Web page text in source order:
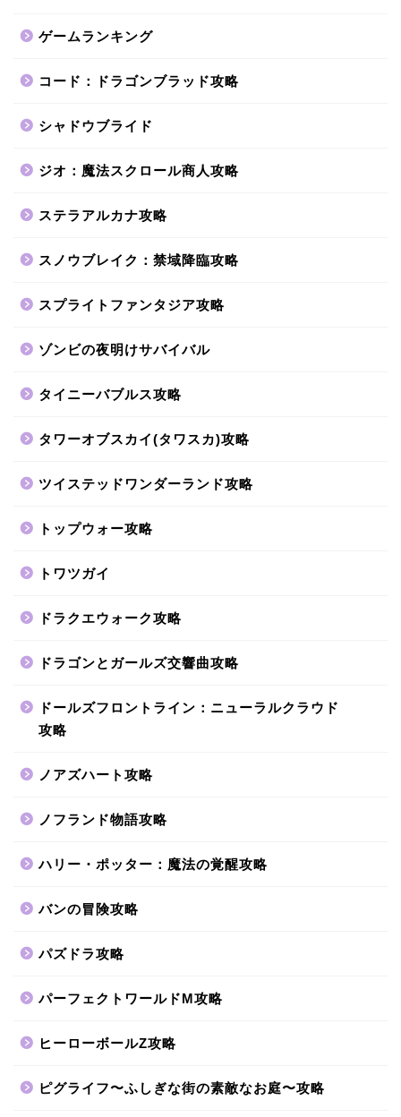
ゲームランキング
コード：ドラゴンブラッド攻略
シャドウブライド
ジオ：魔法スクロール商人攻略
ステラアルカナ攻略
スノウブレイク：禁域降臨攻略
スプライトファンタジア攻略
ゾンビの夜明けサバイバル
タイニーバブルス攻略
タワーオブスカイ(タワスカ)攻略
ツイステッドワンダーランド攻略
トップウォー攻略
トワツガイ
ドラクエウォーク攻略
ドラゴンとガールズ交響曲攻略
ドールズフロントライン：ニューラルクラウド
攻略
ノアズハート攻略
ノフランド物語攻略
ハリー・ポッター：魔法の覚醒攻略
バンの冒険攻略
パズドラ攻略
パーフェクトワールドM攻略
ヒーローボールZ攻略
ピグライフ〜ふしぎな街の素敵なお庭〜攻略